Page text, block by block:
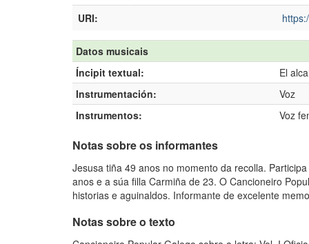
URI:
Datos musicais
Íncipit textual:
El
Instrumentación:
Voz
Instrumentos:
Voz
Notas sobre os informantes
Jesusa tiña 49 anos no momento da recolla.
anos e a súa filla Carmiña de 23. O Cancioneiro
historias e aguinaldos. Informante de excelente
Notas sobre o texto